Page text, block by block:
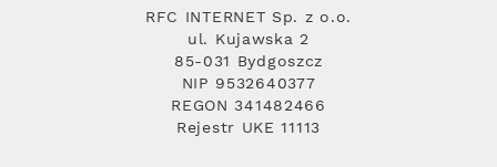
RFC INTERNET Sp. z o.o.
ul. Kujawska 2
85-031 Bydgoszcz
NIP 9532640377
REGON 341482466
Rejestr UKE 11113